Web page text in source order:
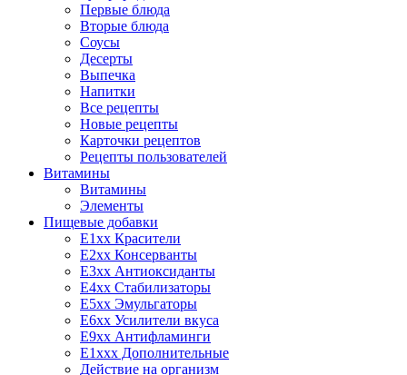
Первые блюда
Вторые блюда
Соусы
Десерты
Выпечка
Напитки
Все рецепты
Новые рецепты
Карточки рецептов
Рецепты пользователей
Витамины
Витамины
Элементы
Пищевые добавки
E1xx Красители
E2xx Консерванты
E3xx Антиоксиданты
E4xx Стабилизаторы
E5xx Эмульгаторы
E6xx Усилители вкуса
E9xx Антифламинги
E1xxx Дополнительные
Действие на организм